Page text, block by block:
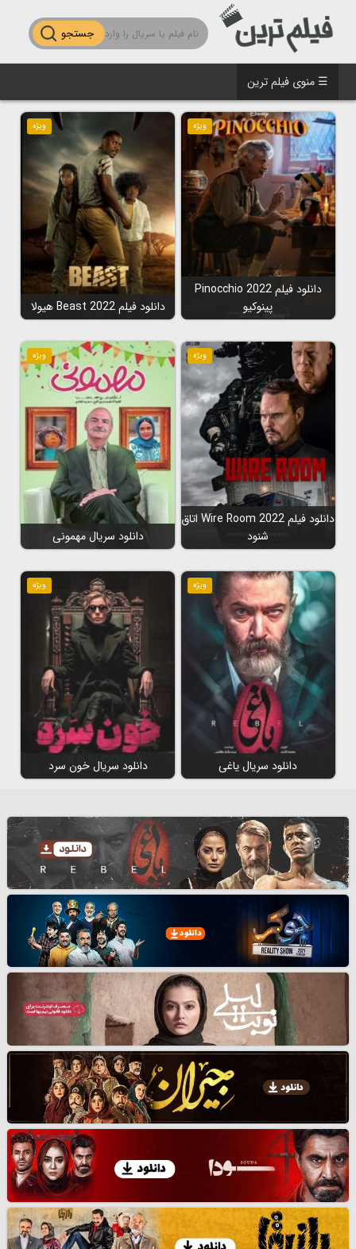
جستجو
☰ منوی فیلم ترین
ویژه
دانلود فیلم Pinocchio 2022
پینوکیو
ویژه
دانلود فیلم Beast 2022 هیولا
ویژه
دانلود فیلم Wire Room 2022 اتاق
شنود
ویژه
دانلود سریال مهمونی
ویژه
دانلود سریال یاغی
ویژه
دانلود سریال خون سرد